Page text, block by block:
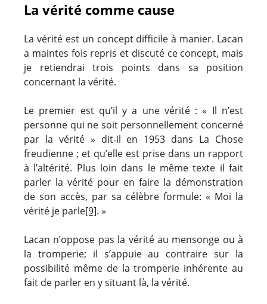
La vérité comme cause
La vérité est un concept difficile à manier. Lacan
a maintes fois repris et discuté ce concept, mais
je retiendrai trois points dans sa position
concernant la vérité.
Le premier est qu’il y a une vérité : « Il n’est
personne qui ne soit personnellement concerné
par la vérité » dit-il en 1953 dans La Chose
freudienne ; et qu’elle est prise dans un rapport
à l’altérité. Plus loin dans le même texte il fait
parler la vérité pour en faire la démonstration
de son accès, par sa célèbre formule: « Moi la
vérité je parle[9]. »
Lacan n’oppose pas la vérité au mensonge ou à
la tromperie; il s’appuie au contraire sur la
possibilité même de la tromperie inhérente au
fait de parler en y situant là, la vérité.